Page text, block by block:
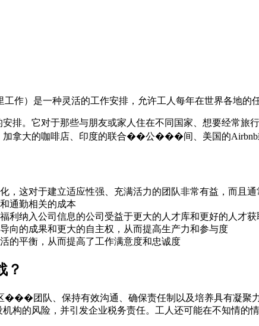
作）是一种灵活的工作安排，允许工人每年在世界各地的
排。它对于那些与朋友或家人住在不同国家、想要经常
加拿大的咖啡店、印度的联合��公���间、美国的Airbnb
，这对于建立适应性强、充满活力的团队非常有益，而且
通勤相关的成本
利纳入公司信息的公司受益于更大的人才库和更好的人才获
向的成果和更大的自主权，从而提高生产力和参与度
的平衡，从而提高了工作满意度和忠诚度
？
���团队、保持有效沟通、确保责任制以及培养具有凝聚
构的风险，并引发企业税务责任。工人还可能在不知情的